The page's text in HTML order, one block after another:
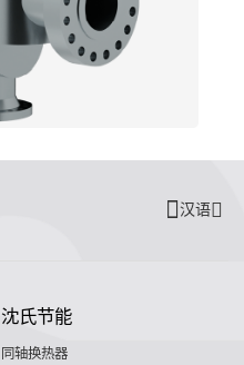
汉语
沈氏节能
同轴换热器